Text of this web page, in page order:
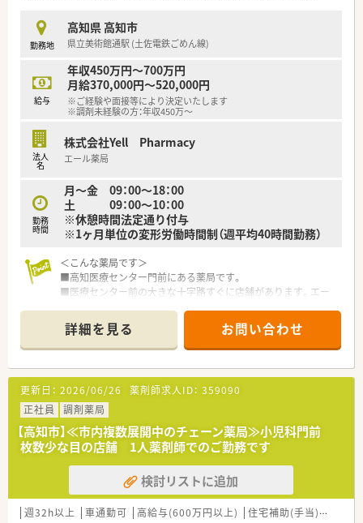
＜研修制度＞
■ご入職後は店舗での実務を通して一連の流れを習得いただき
ます。
■研修体制は、中途入社でも1年目・2年目などの研修に任意で参
加することができます。
■e-ラーニングや外部研修補助なども充実しており、スキルアッ
プをしやすい環境です。
また経験に不安がある方には、OJT制度や個別研修なども行っ
て下さいます。
■大阪・神戸を中心に35店舗展開している調剤薬局。
薬剤師資格を保有されている社長様ですので、現場の事を非常
に理解されています。
役員も全員薬剤師です。無借金経営で毎年増収増益の為、安定
■総合病院門前・中小病院門前・医療モール型・クリニック前・在
宅専門薬局と、
様々なタイプの薬局で自分のスキルを生かすことが出来ま
す。
■1年に1度人事部へキャリアについて自己申告シートを提出す
る事ができ、
その際にキャリアや自身にあった店舗についてなどを申告で
きる制度がございます。
■年間休日は120日前後（特別休暇・計画有給含む）です。
残業も全店舗平均が月6時間とライフワークバランスも充実す
る事ができます。
■住宅手当は、自己都合での1人暮らしや持ち家でも支給がござ
います。（規定あり）
保育料補助制度や傷病手当なども独自に制度化されていま
す。
産育休復帰率100%で、産休育休者も多くの実績がある会社様
です。
■管理薬剤師⇒薬局長というキャリアや
勤務地
高知県 高知市
県立美術館通駅 (土佐電鉄ごめん線)
給与
年収450万円～700万円
月給370,000円～520,000円
※ご経験や面接等により決定いたします
※調剤未経験の方：年収450万～
法人
名
株式会社Yell Pharmacy
エール薬局
勤務
時間
月～金 09：00～18：00
土 09：00～10：00
※休憩時間法定通り付与
※1ヶ月単位の変形労働時間制（週平均40時間勤務）
＜こんな薬局です＞
■高知医療センター門前にある薬局です。
■医療センター前の大きな十字路すぐに店舗があります。エー
■駐車場も広々しており、近隣は渋滞も発生しませんのでお車で
の通勤時も楽々です。
■総合病院門前のため老若男女幅広く患者様が来局されます。
キッズスペースやドリンクコーナーなど、お待ちいただく時間を
少しでも快適にお過ごし頂けるような店内になっています。
■薬剤師常時4～5名体制です。管理薬剤師は女性です。
＜設備も充実＞
■電子薬歴・分包機（円盤）・二次元バーコード・クリーンベンチ
等導入されています。
■処方箋枚数は1日あたり平均130枚です。
■複数科目取り扱っており単科に偏ることなく、幅広く勉強でき
詳細を見る お問い合わせ
更新日： 2026/06/26 薬剤師求人ID： 359090
正社員
調剤薬局
【高知市】≪市内複数展開中のチェーン薬局≫小児科門前
枚数少な目の店舗 1人薬剤師でのご勤務です
検討リストに追加
週32h以上 車通勤可 高給与(600万円以上) 住宅補助(手当)あり